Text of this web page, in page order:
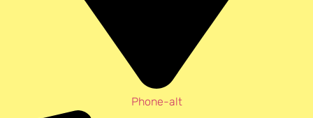
Phone-alt